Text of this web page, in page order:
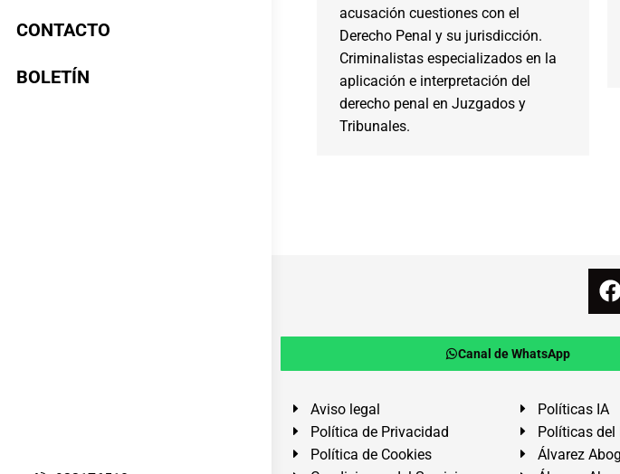
CONTACTO
BOLETÍN
acusación cuestiones con el
Derecho Penal y su jurisdicción.
Criminalistas especializados en la
aplicación e interpretación del
derecho penal en Juzgados y
Tribunales.
Canal de WhatsApp
Aviso legal
Política de Privacidad
Política de Cookies
Políticas IA
Políticas del
Álvarez